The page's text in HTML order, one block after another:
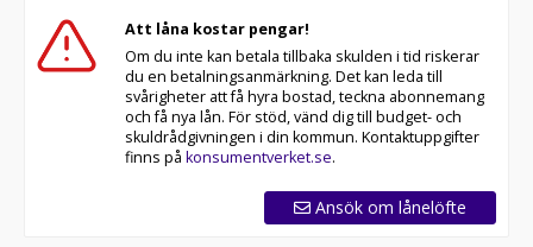
Att låna kostar pengar!
Om du inte kan betala tillbaka skulden i tid riskerar
du en betalningsanmärkning. Det kan leda till
svårigheter att få hyra bostad, teckna abonnemang
och få nya lån. För stöd, vänd dig till budget- och
skuldrådgivningen i din kommun. Kontaktuppgifter
finns på konsumentverket.se.
Ansök om lånelöfte